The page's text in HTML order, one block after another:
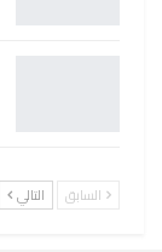
السابق التالي